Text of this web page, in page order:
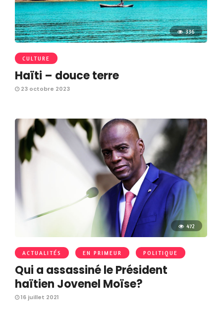
336
CULTURE
Haïti – douce terre
23 octobre 2023
472
ACTUALITÉS EN PRIMEUR POLITIQUE
Qui a assassiné le Président
haïtien Jovenel Moïse?
16 juillet 2021